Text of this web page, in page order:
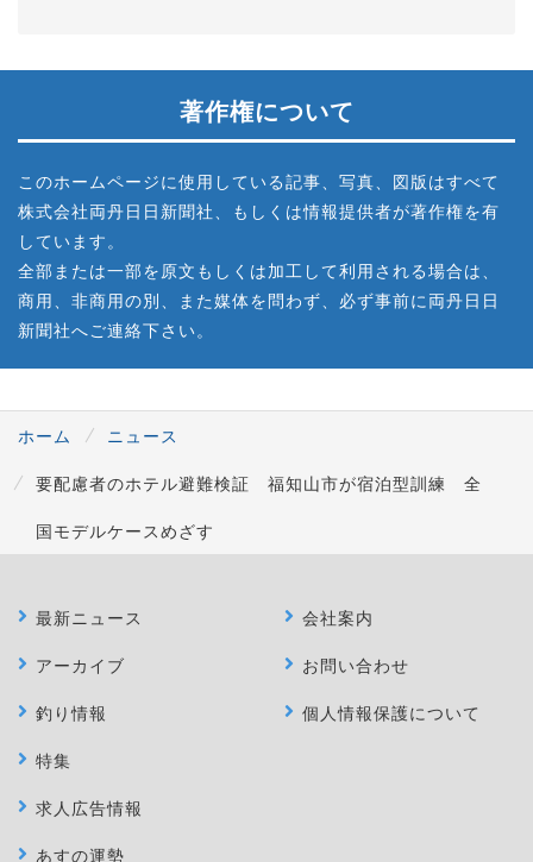
著作権について
このホームページに使用している記事、写真、図版はすべて
株式会社両丹日日新聞社、もしくは情報提供者が著作権を有
しています。
全部または一部を原文もしくは加工して利用される場合は、
商用、非商用の別、また媒体を問わず、必ず事前に両丹日日
新聞社へご連絡下さい。
ホーム
ニュース
要配慮者のホテル避難検証 福知山市が宿泊型訓練 全
国モデルケースめざす
最新ニュース
アーカイブ
釣り情報
特集
求人広告情報
あすの運勢
会社案内
お問い合わせ
個人情報保護について